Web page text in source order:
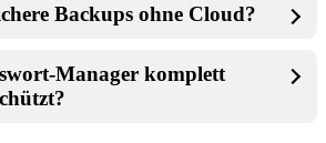
Backups ohne Cloud?
Manager komplett